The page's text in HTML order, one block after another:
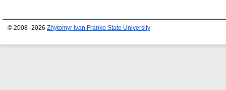
© 2008–2026 Zhytomyr Ivan Franko State University